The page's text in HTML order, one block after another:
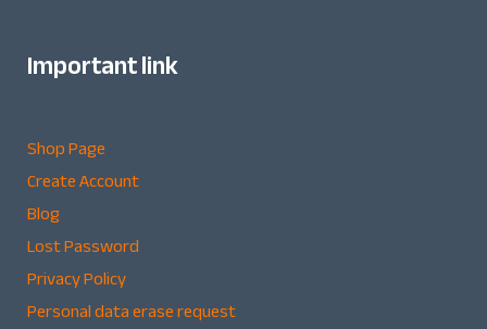
Important link
Shop Page
Create Account
Blog
Lost Password
Privacy Policy
Personal data erase request